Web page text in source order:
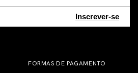
Inscrever-se
FORMAS DE PAGAMENTO